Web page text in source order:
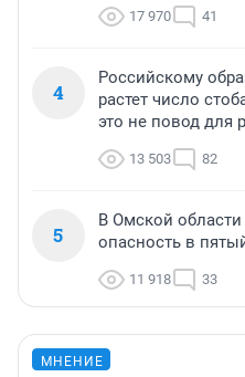
17 970 41
4
Российскому
растет число
это не повод для
13 503 82
5
В Омской
опасность в
11 918 33
МНЕНИЕ